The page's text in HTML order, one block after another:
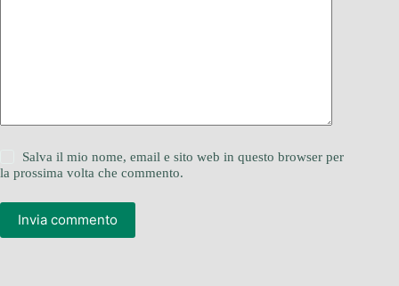
Salva il mio nome, email e sito web in questo browser per
la prossima volta che commento.
Invia commento